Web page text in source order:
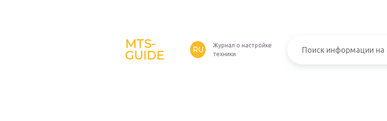
MTS-
GUIDE
RU
Журнал о настройке
техники